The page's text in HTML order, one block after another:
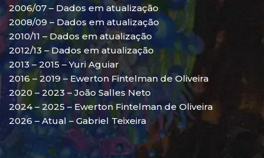
2006/07 – Dados em atualização
2008/09 – Dados em atualização
2010/11 – Dados em atualização
2012/13 – Dados em atualização
2013 – 2015 – Yuri Aguiar
2016 – 2019 – Ewerton Fintelman de Oliveira
2020 – 2023 – João Salles Neto
2024 – 2025 – Ewerton Fintelman de Oliveira
2026 – Atual – Gabriel Teixeira